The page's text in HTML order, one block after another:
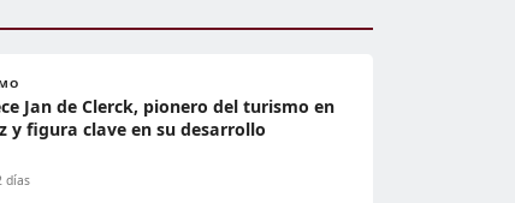
Jan de Clerck, pionero del turismo en
y figura clave en su desarrollo
días